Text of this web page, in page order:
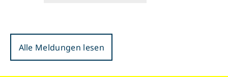
Alle Meldungen lesen